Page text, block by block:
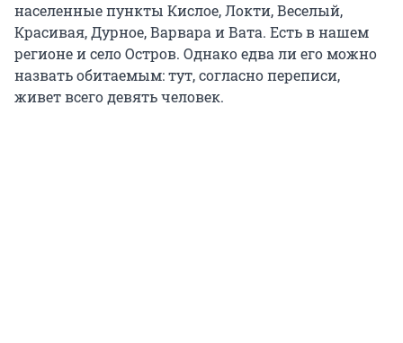
населенные пункты Кислое, Локти, Веселый,
Красивая, Дурное, Варвара и Вата. Есть в нашем
регионе и село Остров. Однако едва ли его можно
назвать обитаемым: тут, согласно переписи,
живет всего девять человек.